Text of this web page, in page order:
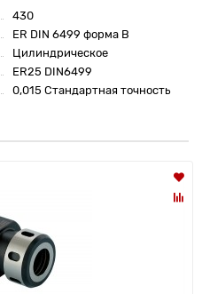
430
ER DIN 6499 форма B
Цилиндрическое
ER25 DIN6499
0,015 Стандартная точность